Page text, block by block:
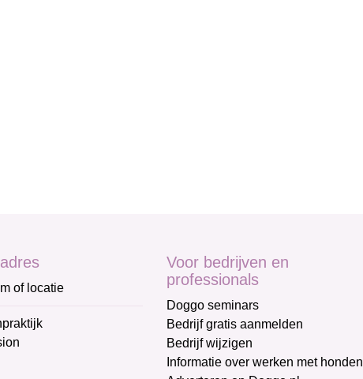
of locatie
Voor bedrijven en
professionals
Doggo seminars
Bedrijf gratis aanmelden
Bedrijf wijzigen
Informatie over werken met honden